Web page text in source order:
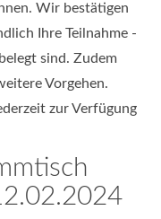
Wir bestätigen
Ihre Teilnahme -
sind. Zudem
Vorgehen.
zur Verfügung